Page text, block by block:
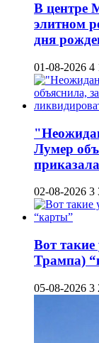
В центре
элитном
дня
01-08-2026 4
Лумер
02-08-2026 3
Вот такие
Трампа)
05-08-2026 3